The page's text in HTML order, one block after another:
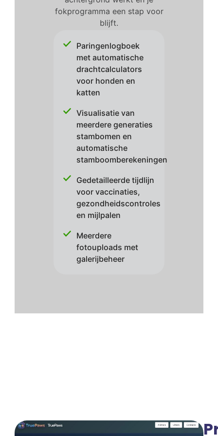
fokprogramma een stap voor
blijft.
Paringenlogboek
met automatische
drachtcalculators
voor honden en
katten
Visualisatie van
meerdere generaties
stambomen en
automatische
stamboomberekeningen
Gedetailleerde tijdlijn
voor vaccinaties,
gezondheidscontroles
en mijlpalen
Meerdere
fotouploads met
galerijbeheer